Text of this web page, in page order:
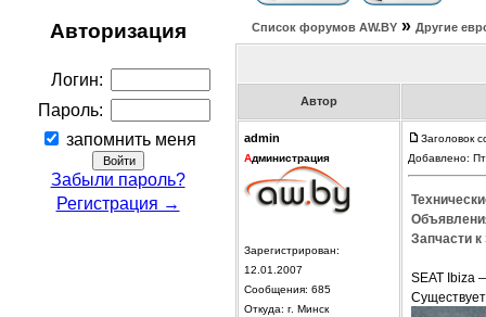
Авторизация
Логин:
Пароль:
запомнить меня
Забыли пароль?
Регистрация →
Список форумов АW.BY » Другие
Автор
admin
Администрация
Зарегистрирован:
12.01.2007
Сообщения: 685
Откуда: г. Минск
Заголовок
Добавлено:
Запчасти к
SEAT Ibiza